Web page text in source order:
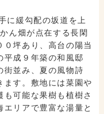
に緩勾配の坂道を上
ん畑が点在する長閑
０坪あり、高台の陽当
平成９年築の和風邸
街並み、夏の風物詩
ます。敷地には菜園や
も可能な果樹も植樹さ
リアで豊富な湯量と